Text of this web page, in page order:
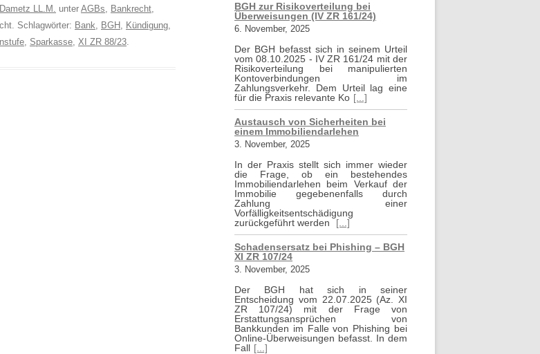
LL.M. unter AGBs, Bankrecht,
Schlagwörter: Bank, BGH , Kündigung,
, Sparkasse, XI ZR 88/23.
BGH zur Risikoverteilung bei
Überweisungen (IV ZR 161/24)
6. November, 2025
Der BGH befasst sich in seinem Urteil
vom 08.10.2025 - IV ZR 161/24 mit der
Risikoverteilung bei manipulierten
Kontoverbindungen im
Zahlungsverkehr. Dem Urteil lag eine
für die Praxis relevante Ko [...]
Austausch von Sicherheiten bei
einem Immobiliendarlehen
3. November, 2025
In der Praxis stellt sich immer wieder
die Frage, ob ein bestehendes
Immobiliendarlehen beim Verkauf der
Immobilie gegebenenfalls durch
Zahlung einer
Vorfälligkeitsentschädigung
zurückgeführt werden
[...]
Schadensersatz bei Phishing – BGH
XI ZR 107/24
3. November, 2025
Der BGH hat sich in seiner
Entscheidung vom 22.07.2025 (Az. XI
ZR 107/24) mit der Frage von
Erstattungsansprüchen von
Bankkunden im Falle von Phishing bei
Online-Überweisungen befasst. In dem
Fall [...]